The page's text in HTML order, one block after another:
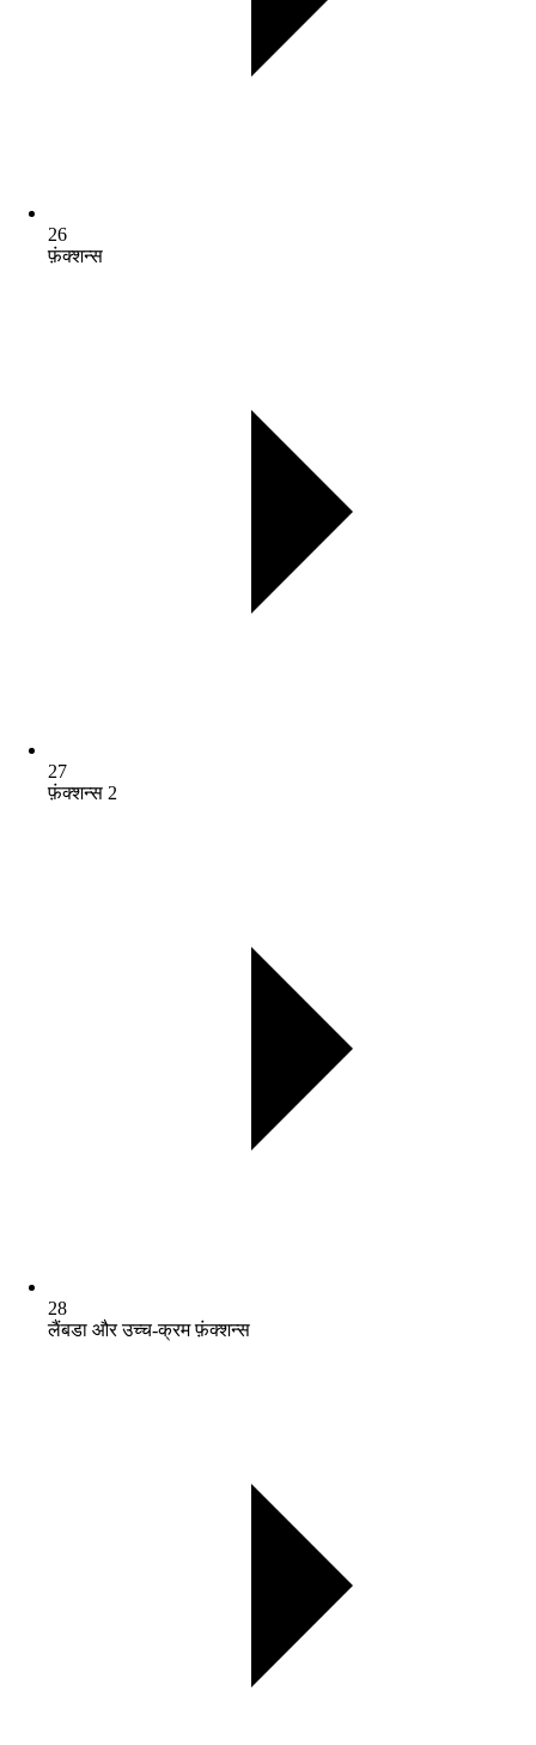
26
फ़ंक्शन्स
27
फ़ंक्शन्स 2
28
लैंबडा और उच्च-क्रम फ़ंक्शन्स